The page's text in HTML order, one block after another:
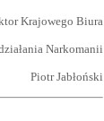
Krajowego Biura
Narkomanii
Piotr Jabłoński